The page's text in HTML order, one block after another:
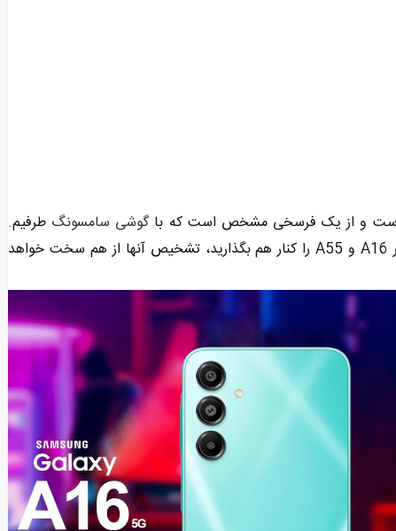
گوشی سامسونگ طرفیم.
همانطور که در تصویر زیر می‌بینید، این شباهت به حدی است که اگر A16 و A55 را کنار هم بگذارید، تشخیص آنها از هم سخت خواهد